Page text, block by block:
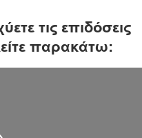
τις επιδόσεις
παρακάτω: